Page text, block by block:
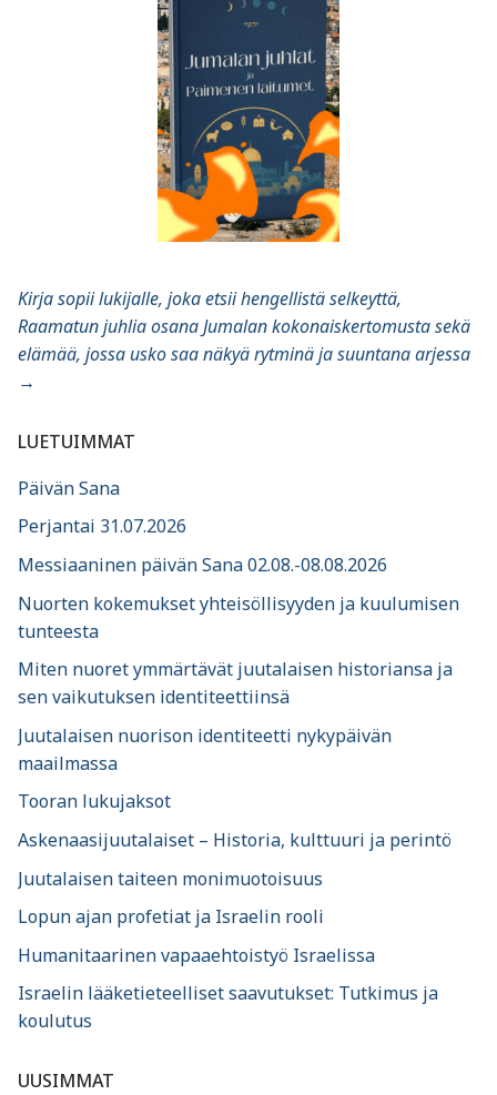
Kirja sopii lukijalle, joka etsii hengellistä selkeyttä,
Raamatun juhlia osana Jumalan kokonaiskertomusta sekä
elämää, jossa usko saa näkyä rytminä ja suuntana arjessa
→
LUETUIMMAT
Päivän Sana
Perjantai 31.07.2026
Messiaaninen päivän Sana 02.08.-08.08.2026
Nuorten kokemukset yhteisöllisyyden ja kuulumisen
tunteesta
Miten nuoret ymmärtävät juutalaisen historiansa ja
sen vaikutuksen identiteettiinsä
Juutalaisen nuorison identiteetti nykypäivän
maailmassa
Tooran lukujaksot
Askenaasijuutalaiset – Historia, kulttuuri ja perintö
Juutalaisen taiteen monimuotoisuus
Lopun ajan profetiat ja Israelin rooli
Humanitaarinen vapaaehtoistyö Israelissa
Israelin lääketieteelliset saavutukset: Tutkimus ja
koulutus
UUSIMMAT